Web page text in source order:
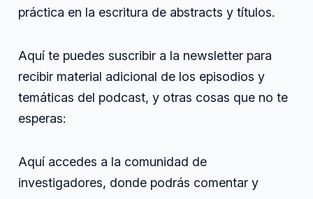
práctica en la escritura de abstracts y títulos.
Aquí te puedes suscribir a la newsletter para
recibir material adicional de los episodios y
temáticas del podcast, y otras cosas que no te
esperas:
Aquí accedes a la comunidad de
investigadores, donde podrás comentar y